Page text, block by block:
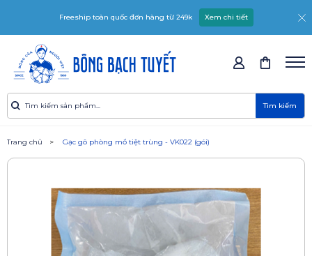
Freeship toàn quốc đơn hàng từ 249k Xem chi tiết
Tìm kiếm
Trang chủ Gạc gô phòng mổ tiệt trùng - VK022 (gói)